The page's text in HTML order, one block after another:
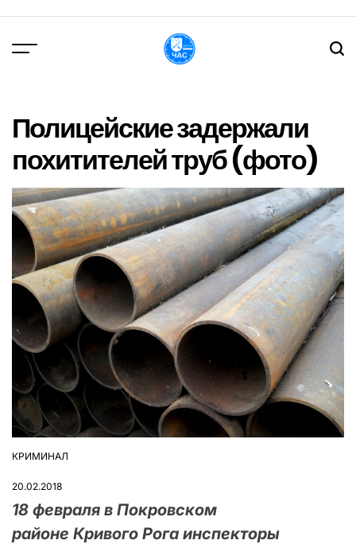
вмісту
Полицейские задержали
похитителей труб (фото)
ОПУБЛІКУВАТИ
КРИМИНАЛ
20.02.2018
18 февраля в Покровском
районе Кривого Рога инспекторы